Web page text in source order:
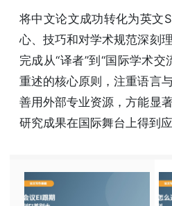
将中文论文成功转化为英文
心、技巧和对学术规范深刻
完成从“译者”到“国际学术
重述的核心原则，注重语言
善用外部专业资源，方能显
研究成果在国际舞台上得到